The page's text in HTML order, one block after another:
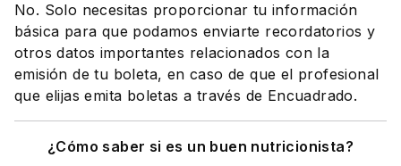
No. Solo necesitas proporcionar tu información
básica para que podamos enviarte recordatorios y
otros datos importantes relacionados con la
emisión de tu boleta, en caso de que el profesional
que elijas emita boletas a través de Encuadrado.
¿Cómo saber si es un buen nutricionista?